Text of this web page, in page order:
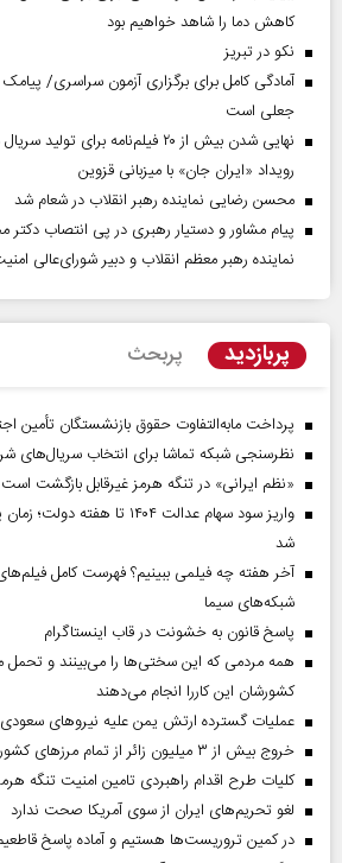
کاهش دما را شاهد خواهیم بود
نکو در تبریز
آمادگی کامل برای برگزاری آزمون سراسری/
جعلی است
نهایی شدن بیش از ۲۰ فیلم‌نامه برای
رویداد «ایران جان» با میزبانی قزوین
محسن رضایی نماینده رهبر انقلاب در شعام شد
پیام مشاور و دستیار رهبری در پی انتصاب
نماینده رهبر معظم انقلاب و دبیر شورای‌عالی
پربازدید پربحث
پرداخت مابه‌التفاوت حقوق بازنشستگان تأمین
نظرسنجی شبکه تماشا برای انتخاب سریال‌های
«نظم ایرانی» در تنگه هرمز غیرقابل بازگشت است
واریز سود سهام عدالت ۱۴۰۴ تا
شد
آخر هفته چه فیلمی ببینیم؟ فهرست کامل
شبکه‌های سیما
پاسخ قانون به خشونت در قاب اینستاگرام
همه مردمی که این سختی‌ها را می‌بینند و تحمل
کشورشان این کاررا انجام می‌دهند
عملیات گسترده ارتش یمن علیه نیروهای سعودی
خروج بیش از ۳ میلیون زائر از تمام مرز‌های کشور
کلیات طرح اقدام راهبردی تامین امنیت تنگه
لغو تحریم‌های ایران از سوی آمریکا صحت ندارد
در کمین تروریست‌ها هستیم و آماده پاسخ